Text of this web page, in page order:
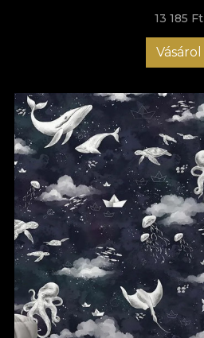
13 185 Ft
Vásárol